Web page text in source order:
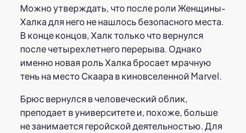
Можно утверждать, что после роли Женщины-
Халка для него не нашлось безопасного места.
В конце концов, Халк только что вернулся
после четырехлетнего перерыва. Однако
именно новая роль Халка бросает мрачную
тень на место Скаара в киновселенной Marvel.
Брюс вернулся в человеческий облик,
преподает в университете и, похоже, больше
не занимается геройской деятельностью. Для